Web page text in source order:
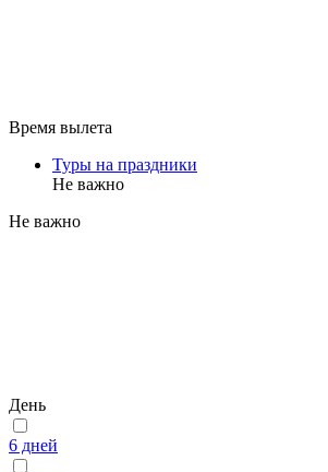
Время вылета
Туры на праздники
Не важно
Не важно
День
6 дней